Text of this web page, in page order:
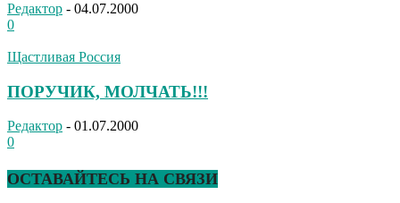
Редактор - 04.07.2000
0
Щастливая Россия
ПОРУЧИК, МОЛЧАТЬ!!!
Редактор - 01.07.2000
0
ОСТАВАЙТЕСЬ НА СВЯЗИ